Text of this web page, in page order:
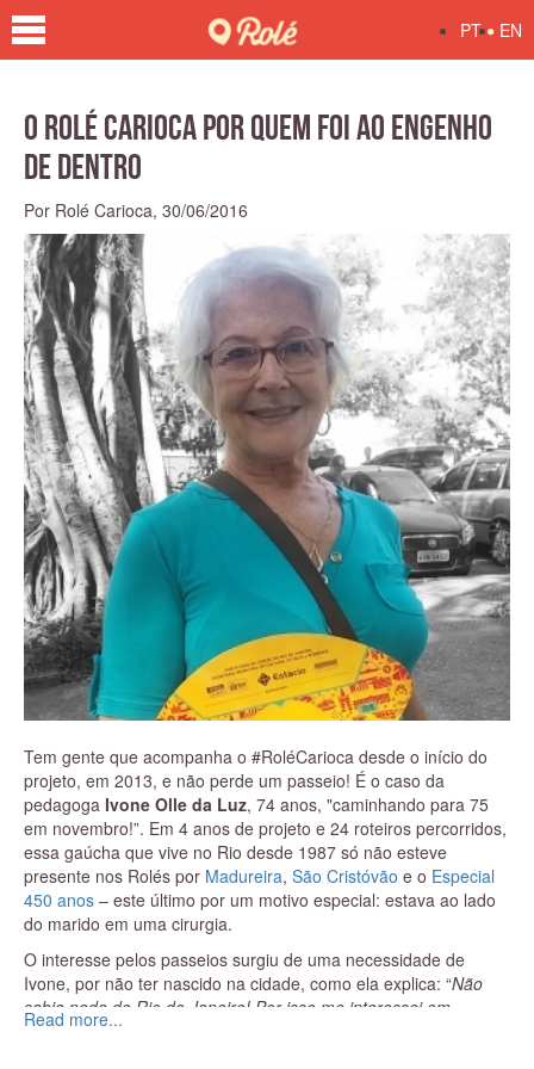
PT • EN
O Rolé Carioca por quem foi ao Engenho
de Dentro
Por Rolé Carioca, 30/06/2016
Tem gente que acompanha o #RoléCarioca desde o início do
projeto, em 2013, e não perde um passeio! É o caso da
pedagoga Ivone Olle da Luz, 74 anos, "caminhando para 75
em novembro!”. Em 4 anos de projeto e 24 roteiros percorridos,
essa gaúcha que vive no Rio desde 1987 só não esteve
presente nos Rolés por Madureira, São Cristóvão e o Especial
450 anos – este último por um motivo especial: estava ao lado
do marido em uma cirurgia.
O interesse pelos passeios surgiu de uma necessidade de
Ivone, por não ter nascido na cidade, como ela explica: “Não
sabia nada do Rio de Janeiro! Por isso me interessei em
conhecer os bairros cariocas e a história de cada um
Read more...